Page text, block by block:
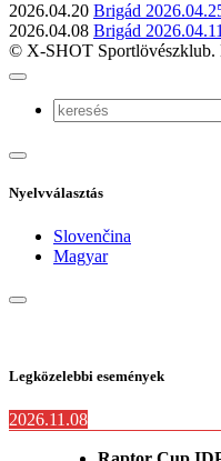
2026.04.20 Brigád
2026.04.08 Brigád
© X-SHOT Sportlövészklub.
Nyelvválasztás
Slovenčina
Magyar
Legközelebbi események
2026.11.08